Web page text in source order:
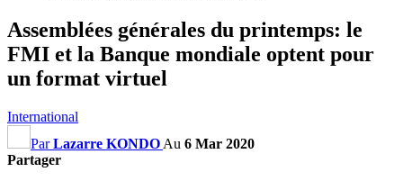
Assemblées générales du printemps: le
FMI et la Banque mondiale optent pour
un format virtuel
International
ParLazarre KONDO Au 6 Mar 2020
Partager